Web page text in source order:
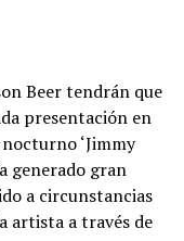
Beer tendrán que
presentación en
‘Jimmy
generado gran
a circunstancias
artista a través de